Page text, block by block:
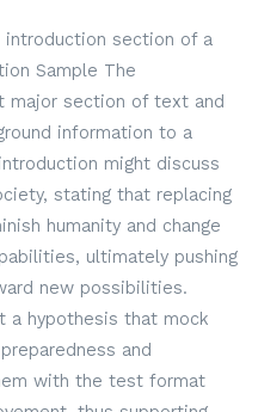
section of a
Sample The
major section of text and
information to a
might discuss
stating that replacing
humanity and change
ultimately pushing
new possibilities.
a hypothesis that mock
and
with the test format